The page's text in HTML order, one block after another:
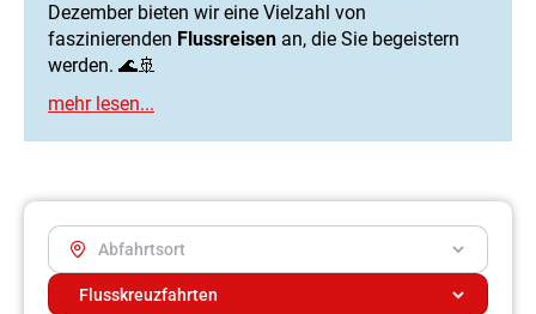
Dezember bieten wir eine Vielzahl von
faszinierenden Flussreisen an, die Sie begeistern
werden. 🌊🚢